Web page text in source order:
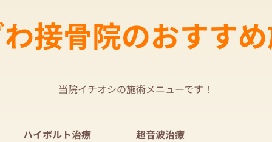
接骨院のおすす
当院イチオシの施術メニューです！
ハイボルト治療
超音波治療